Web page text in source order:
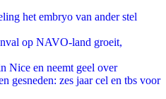
het embryo van ander stel
op NAVO-land groeit,
Nice en neemt geel over
gesneden: zes jaar cel en tbs voor